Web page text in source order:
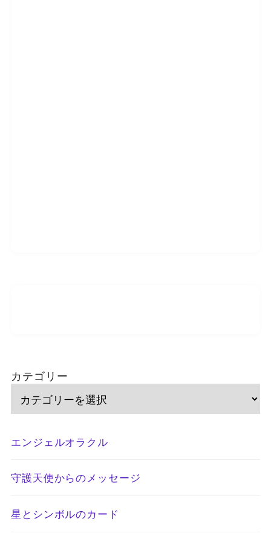
カテゴリー
エンジェルオラクル
守護天使からのメッセージ
星とシンボルのカード